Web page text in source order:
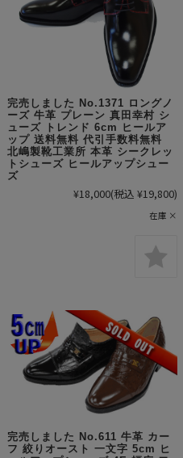
完売しました No.1371 ロングノ
ーズ 牛革 プレーン 真田幸村 シ
ューズ トレンド 6cm ヒールア
ップ 送料無料 代引手数料無料
北嶋製靴工業所 本革 シークレッ
トシューズ ヒールアップシュー
ズ
¥18,000(税込 ¥19,800)
在庫 ×
完売しました No.611 牛革 カー
フ 絞りオースト 一文字 5cm ヒ